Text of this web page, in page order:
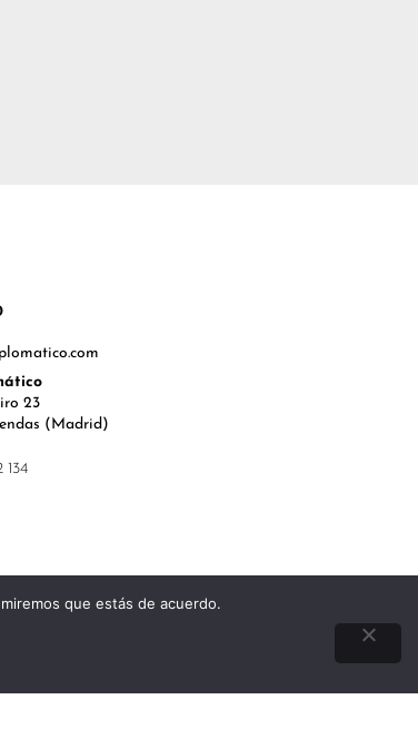
23
(Madrid)
134
que estás de acuerdo.